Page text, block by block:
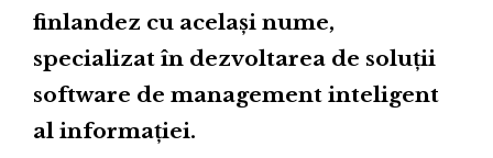
finlandez cu același nume,
specializat în dezvoltarea de soluții
software de management inteligent
al informației.